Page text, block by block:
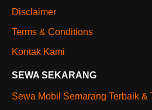
Disclaimer
Terms & Conditions
Kontak Kami
SEWA SEKARANG
Sewa Mobil Semarang Terbaik &